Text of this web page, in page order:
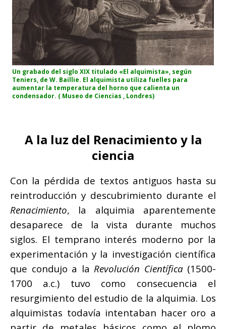
Un grabado del siglo XIX titulado «El alquimista», según
Teniers, de W. Baillie. El alquimista utiliza fuelles para
aumentar la temperatura del horno que calienta un
condensador. ( Museo de Ciencias , Londres)
A la luz del Renacimiento y la
ciencia
Con la pérdida de textos antiguos hasta su
reintroducción y descubrimiento durante el
Renacimiento, la alquimia aparentemente
desaparece de la vista durante muchos
siglos. El temprano interés moderno por la
experimentación y la investigación científica
que condujo a la Revolución Científica (1500-
1700 a.c.) tuvo como consecuencia el
resurgimiento del estudio de la alquimia. Los
alquimistas todavía intentaban hacer oro a